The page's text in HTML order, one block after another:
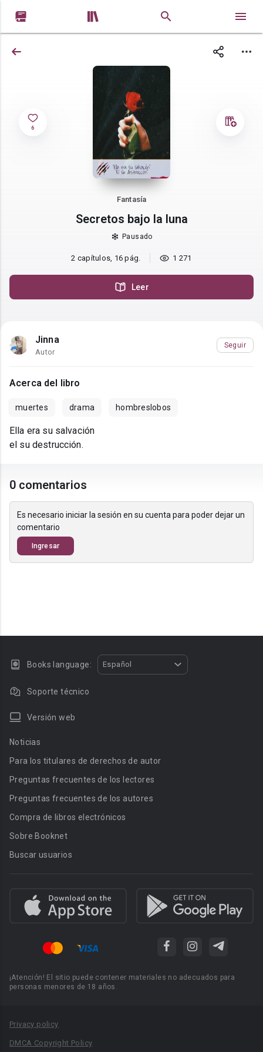
 
6
Fantasía
Secretos bajo la luna
Pausado
2 capítulos, 16 pág. 1 271
Leer
Jinna
Autor
Seguir
Acerca del libro
muertes drama hombreslobos
Ella era su salvación
el su destrucción.
0 comentarios
Es necesario iniciar la sesión en su cuenta para poder dejar un
comentario
Ingresar
Books language: Español
Soporte técnico
Versión web
Noticias
Para los titulares de derechos de autor
Preguntas frecuentes de los lectores
Preguntas frecuentes de los autores
Compra de libros electrónicos
Sobre Booknet
Buscar usuarios
¡Atención! El sitio puede contener materiales no adecuados para
personas menores de 18 años.
Privacy policy
DMCA Copyright Policy